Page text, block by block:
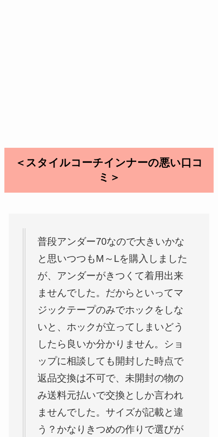
＜スタイルコーチインナーの悪い口コ
ミ＞
普段アンダー70なので大きいかな
と思いつつもM～Lを購入しました
が、アンダーがきつくて着用出来
ませんでした。だからといってマ
ジックテープのみでホックをしな
いと、ホックが立ってしまいどう
したら良いか分かりません。ショ
ップに相談しても開封した時点で
返品交換は不可で、未開封の物の
み送料元払いで交換としか言われ
ませんでした。サイズが記載と違
う？かなりきつめの作りで選びが